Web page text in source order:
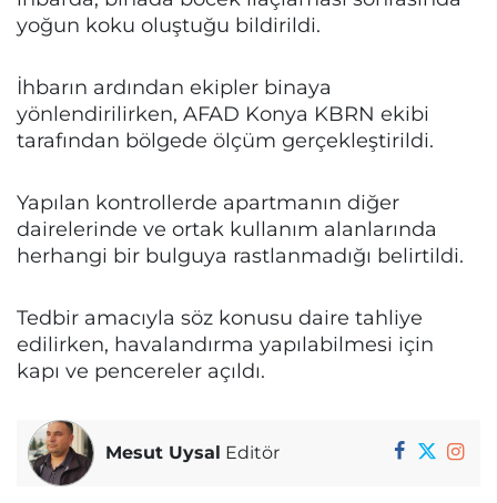
yoğun koku oluştuğu bildirildi.
İhbarın ardından ekipler binaya
yönlendirilirken, AFAD Konya KBRN ekibi
tarafından bölgede ölçüm gerçekleştirildi.
Yapılan kontrollerde apartmanın diğer
dairelerinde ve ortak kullanım alanlarında
herhangi bir bulguya rastlanmadığı belirtildi.
Tedbir amacıyla söz konusu daire tahliye
edilirken, havalandırma yapılabilmesi için
kapı ve pencereler açıldı.
Mesut Uysal Editör